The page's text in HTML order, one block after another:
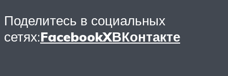
Поделитесь в социальных
сетях:FacebookXВКонтакте